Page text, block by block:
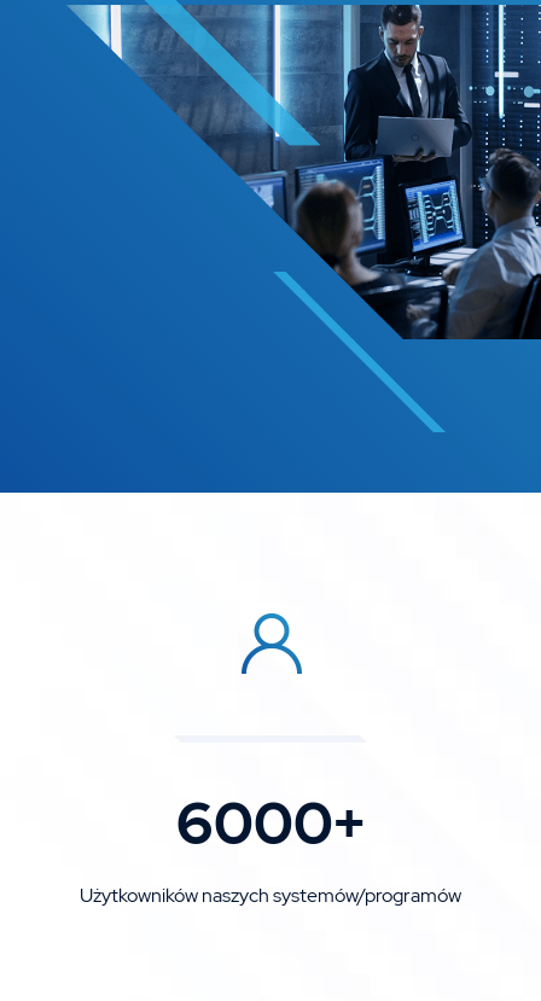
6000+
Użytkowników naszych systemów/programów